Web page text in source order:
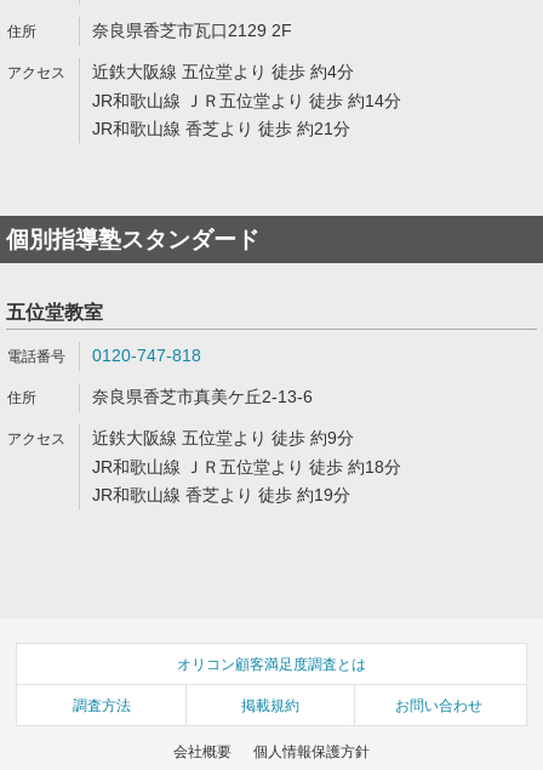
奈良県香芝市瓦口2129 2F
近鉄大阪線 五位堂より 徒歩 約4分
JR和歌山線 ＪＲ五位堂より 徒歩 約14分
JR和歌山線 香芝より 徒歩 約21分
個別指導塾スタンダード
五位堂教室
0120-747-818
奈良県香芝市真美ケ丘2-13-6
近鉄大阪線 五位堂より 徒歩 約9分
JR和歌山線 ＪＲ五位堂より 徒歩 約18分
JR和歌山線 香芝より 徒歩 約19分
オリコン顧客満足度調査とは
調査方法 掲載規約 お問い合わせ
会社概要 個人情報保護方針